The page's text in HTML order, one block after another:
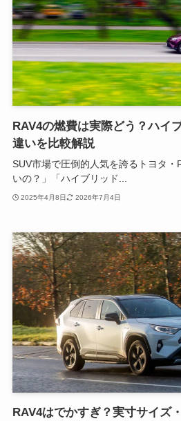
RAV4の燃費は実際どう？ハイ
違いを比較解説
SUV市場で圧倒的人気を誇るトヨタ・
いの？」「ハイブリッド...
2025年4月8日 2026年7月4日
RAV4はでかすぎ？実寸サイズ